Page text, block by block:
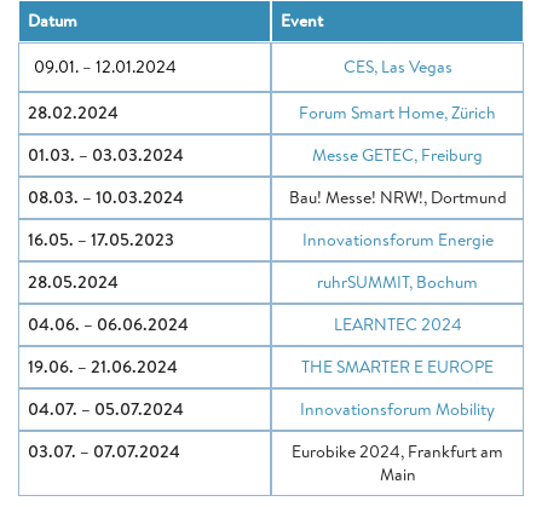
Datum
Event
09.01. – 12.01.2024
CES, Las Vegas
28.02.2024
Forum Smart Home, Zürich
01.03. – 03.03.2024
Messe GETEC, Freiburg
08.03. – 10.03.2024
Bau! Messe! NRW!, Dortmund
16.05. – 17.05.2023
Innovationsforum Energie
28.05.2024
ruhrSUMMIT, Bochum
04.06. – 06.06.2024
LEARNTEC 2024
19.06. – 21.06.2024
THE SMARTER E EUROPE
04.07. – 05.07.2024
Innovationsforum Mobility
03.07. – 07.07.2024
Eurobike 2024, Frankfurt am
Main